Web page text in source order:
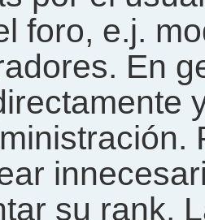
foro, e.j.
En
su rank.